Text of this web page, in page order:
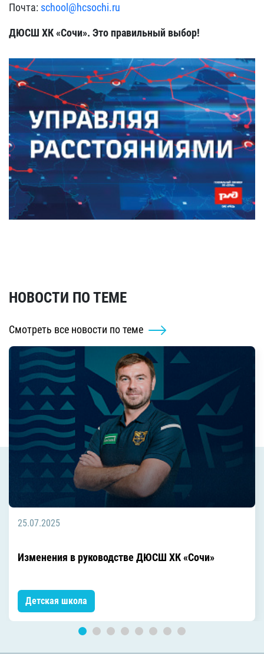
Почта: school@hcsochi.ru
ДЮСШ ХК «Сочи». Это правильный выбор!
НОВОСТИ ПО ТЕМЕ
Смотреть все новости по теме
25.07.2025
Изменения в руководстве ДЮСШ ХК «Сочи»
Детская школа